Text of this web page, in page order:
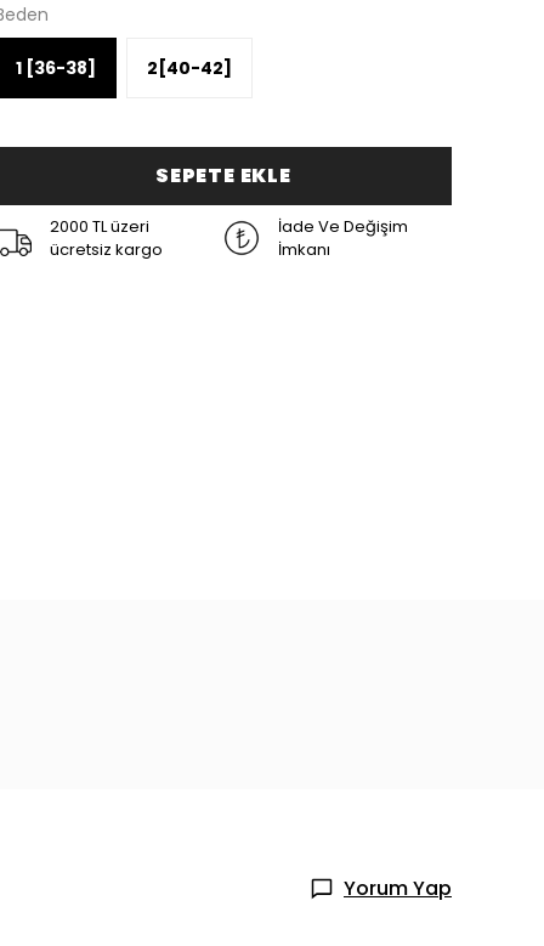
1 [36-38] 2[40-42]
SEPETE EKLE
2000 TL üzeri
ücretsiz kargo
İade Ve Değişim
İmkanı
Yorum Yap